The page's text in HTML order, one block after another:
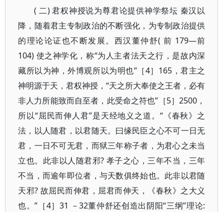
( 二) 君权神授说为尊君论提供神学祭坛 秦汉以
降，随着君主专制政治的不断强化，为专制政治提供
的理论论证也不断发展。西汉董仲舒( 前 179—前
104) 使之神学化，称“为人主者法天之行，是故内深
藏所以为神，外博观所以为明也”［4］165，君主之
神明源于天，君权神授，“天之所大奉使之王者，必有
非人力所能致而自至者，此受命之符也”［5］2500，
所以“屈民而伸人君”是天经地义之道。“《春秋》之
法，以人随君，以君随天。曰缘民臣之心不可一日无
君，一日不可无君，而狱三年称子者，为君心之未当
立也。此非以人随君邪? 孝子之心，三年不当，三年
不当，而逾年即位者，与天数俱终始也。此非以君随
天邪? 故屈民而伸君，屈君而伸天，《春秋》之大义
也。”［4］31 －32董仲舒还创造出阴阳“三纲”理论: